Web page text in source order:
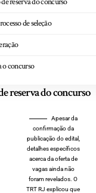
de seleção
o concurso
reserva do concurso
Apesar da
confirmação da
publicação do edital,
detalhes específicos
acerca da oferta de
vagas ainda não
foram revelados. O
TRT RJ explicou que